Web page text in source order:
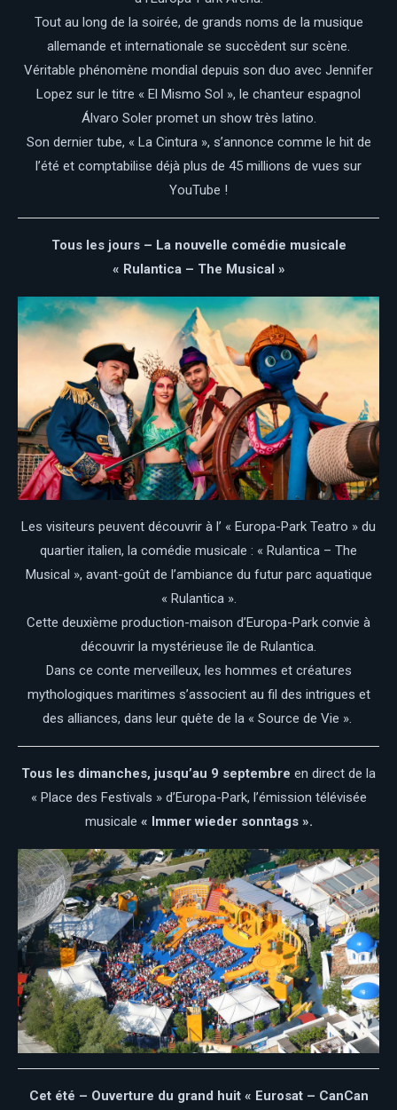
Tout au long de la soirée, de grands noms de la musique
allemande et internationale se succèdent sur scène.
Véritable phénomène mondial depuis son duo avec Jennifer
Lopez sur le titre « El Mismo Sol », le chanteur espagnol
Álvaro Soler promet un show très latino.
Son dernier tube, « La Cintura », s’annonce comme le hit de
l’été et comptabilise déjà plus de 45 millions de vues sur
YouTube !
Tous les jours – La nouvelle comédie musicale
« Rulantica – The Musical »
Les visiteurs peuvent découvrir à l’ « Europa-Park Teatro » du
quartier italien, la comédie musicale : « Rulantica – The
Musical », avant-goût de l’ambiance du futur parc aquatique
« Rulantica ».
Cette deuxième production-maison d’Europa-Park convie à
découvrir la mystérieuse île de Rulantica.
Dans ce conte merveilleux, les hommes et créatures
mythologiques maritimes s’associent au fil des intrigues et
des alliances, dans leur quête de la « Source de Vie ».
Tous les dimanches, jusqu’au 9 septembre en direct de la
« Place des Festivals » d’Europa-Park, l’émission télévisée
musicale « Immer wieder sonntags ».
Cet été – Ouverture du grand huit « Eurosat – CanCan